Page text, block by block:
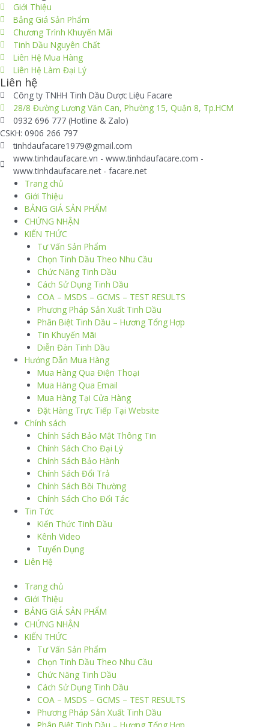
Giới Thiệu
Bảng Giá Sản Phẩm
Chương Trình Khuyến Mãi
Tinh Dầu Nguyên Chất
Liên Hệ Mua Hàng
Liên Hệ Làm Đại Lý
Liên hệ
Công ty TNHH Tinh Dầu Dược Liệu Facare
28/8 Đường Lương Văn Can, Phường 15, Quận 8, Tp.HCM
0932 696 777 (Hotline & Zalo)
CSKH: 0906 266 797
tinhdaufacare1979@gmail.com
www.tinhdaufacare.vn - www.tinhdaufacare.com -
www.tinhdaufacare.net - facare.net
Trang chủ
Giới Thiệu
BẢNG GIÁ SẢN PHẨM
CHỨNG NHẬN
KIẾN THỨC
Tư Vấn Sản Phẩm
Chọn Tinh Dầu Theo Nhu Cầu
Chức Năng Tinh Dầu
Cách Sử Dụng Tinh Dầu
COA – MSDS – GCMS – TEST RESULTS
Phương Pháp Sản Xuất Tinh Dầu
Phân Biệt Tinh Dầu – Hương Tổng Hợp
Tin Khuyến Mãi
Diễn Đàn Tinh Dầu
Hướng Dẫn Mua Hàng
Mua Hàng Qua Điện Thoại
Mua Hàng Qua Email
Mua Hàng Tại Cửa Hàng
Đặt Hàng Trực Tiếp Tại Website
Chính sách
Chính Sách Bảo Mật Thông Tin
Chính Sách Cho Đại Lý
Chính Sách Bảo Hành
Chính Sách Đổi Trả
Chính Sách Bồi Thường
Chính Sách Cho Đối Tác
Tin Tức
Kiến Thức Tinh Dầu
Kênh Video
Tuyển Dụng
Liên Hệ
Trang chủ
Giới Thiệu
BẢNG GIÁ SẢN PHẨM
CHỨNG NHẬN
KIẾN THỨC
Tư Vấn Sản Phẩm
Chọn Tinh Dầu Theo Nhu Cầu
Chức Năng Tinh Dầu
Cách Sử Dụng Tinh Dầu
COA – MSDS – GCMS – TEST RESULTS
Phương Pháp Sản Xuất Tinh Dầu